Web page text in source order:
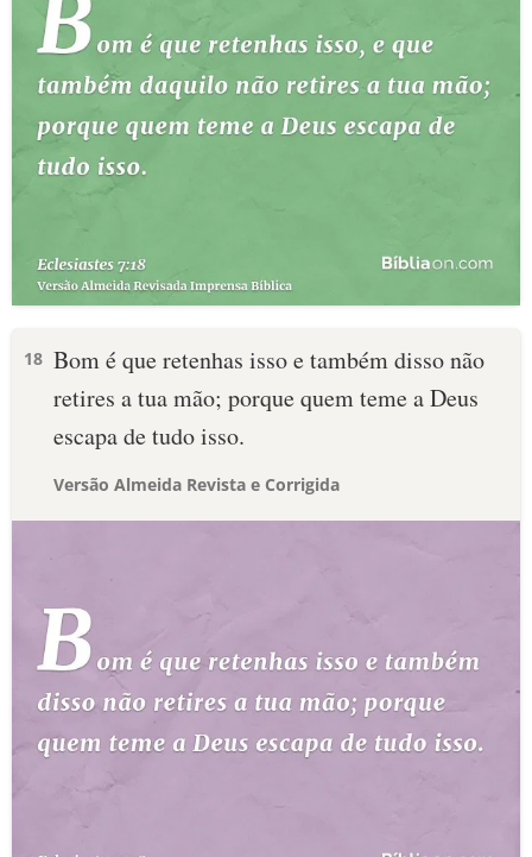
18 Bom é que retenhas isso e também disso não
retires a tua mão; porque quem teme a Deus
escapa de tudo isso.
Versão Almeida Revista e Corrigida